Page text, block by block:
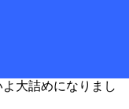
大詰めになりまし